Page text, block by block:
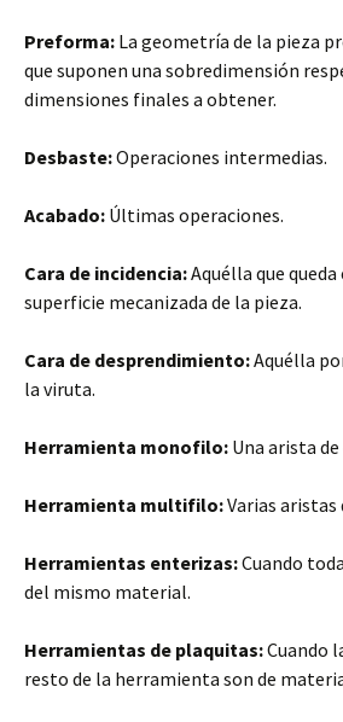
Preforma: La geometría de la pieza
que suponen una sobredimensión
dimensiones finales a obtener.
Desbaste:Operaciones intermedias.
Acabado: Últimas operaciones.
Cara de incidencia:Aquélla que
superficie mecanizada de la pieza.
Cara de desprendimiento:Aquélla
la viruta.
Herramienta monofilo: Una arista
Herramienta multifilo:Varias aristas
Herramientas enterizas:Cuando
del mismo material.
Herramientas de plaquitas:Cuando
resto de la herramienta son de